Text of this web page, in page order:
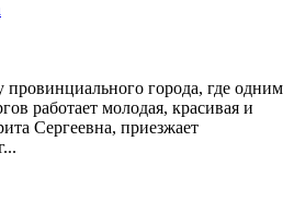
города, где одним
работает молодая, красивая и
Сергеевна, приезжает